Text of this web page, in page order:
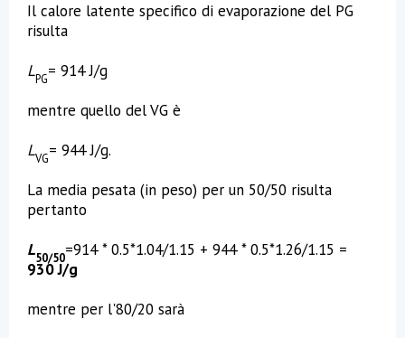
Il calore latente specifico di evaporazione del PG
risulta
LPG= 914 J/g
mentre quello del VG è
LVG= 944 J/g.
La media pesata (in peso) per un 50/50 risulta
pertanto
L50/50=914 * 0.5*1.04/1.15 + 944 * 0.5*1.26/1.15 =
930 J/g
mentre per l'80/20 sarà